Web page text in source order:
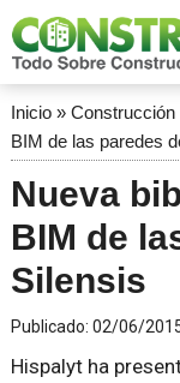
Inicio» Construcción
BIM de las paredes
Nueva
BIM de
Silensis
Publicado: 02/06/
Hispalyt ha